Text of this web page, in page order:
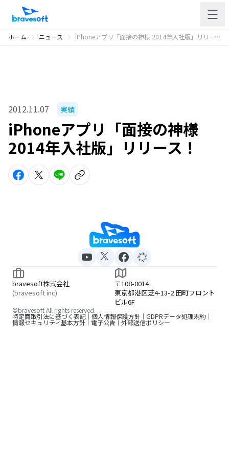
ホーム ニュース iPhoneアプリ「面接の神様 2014年入社版」リリース！
2012.11.07 実績
iPhoneアプリ「面接の神様
2014年入社版」リリース！
bravesoft株式会社
(bravesoft inc)
〒108-0014
東京都港区芝4-13-2 田町フロント
ビル6F
特定商取引法に基づく表記 個人情報保護方針 GDPRデータ処理規約
情報セキュリティ基本方針 電子公告 外部送信ポリシー
©bravesoft All rights reserved.